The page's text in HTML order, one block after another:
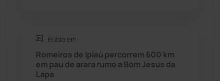
Tanhaçu
Rúbia em:
Romeiros de Ipiaú percorrem 600 km
em pau de arara rumo a Bom Jesus da
Lapa